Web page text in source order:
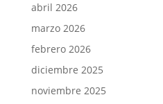
abril 2026
marzo 2026
febrero 2026
diciembre 2025
noviembre 2025